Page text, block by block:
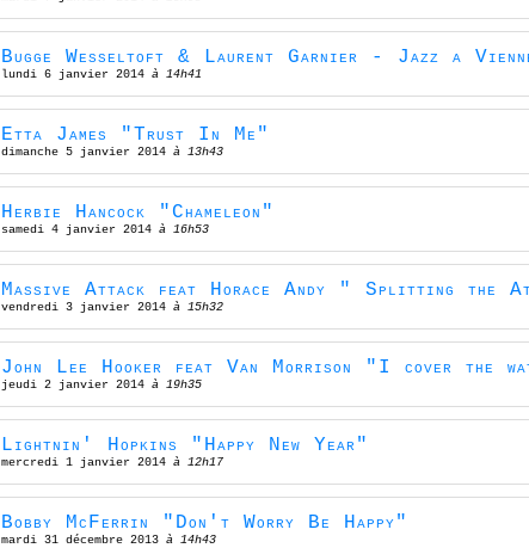
Bugge Wesseltoft & Laurent Garnier - Jazz a
lundi 6 janvier 2014 à 14h41
Etta James "Trust In Me"
dimanche 5 janvier 2014 à 13h43
Herbie Hancock "Chameleon"
samedi 4 janvier 2014 à 16h53
Massive Attack feat Horace Andy " Splitting the
vendredi 3 janvier 2014 à 15h32
John Lee Hooker feat Van Morrison "I cover the
jeudi 2 janvier 2014 à 19h35
Lightnin' Hopkins "Happy New Year"
mercredi 1 janvier 2014 à 12h17
Bobby McFerrin "Don't Worry Be Happy"
mardi 31 décembre 2013 à 14h43